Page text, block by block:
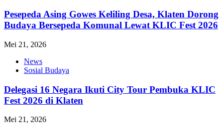
Pesepeda Asing Gowes Keliling Desa, Klaten Dorong
Budaya Bersepeda Komunal Lewat KLIC Fest 2026
Mei 21, 2026
News
Sosial Budaya
Delegasi 16 Negara Ikuti City Tour Pembuka KLIC
Fest 2026 di Klaten
Mei 21, 2026